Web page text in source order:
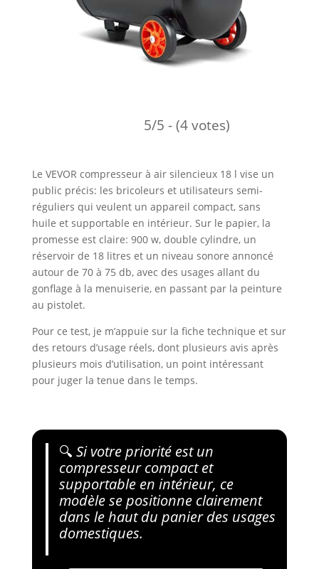
5/5 - (4 votes)
Le VEVOR compresseur à air silencieux 18 l vise un
public précis: les bricoleurs et utilisateurs semi-
réguliers qui veulent un appareil compact, sans
huile et supportable en intérieur. Sur le papier, la
promesse est claire: 900 w, double cylindre, un
réservoir de 18 litres et un niveau sonore annoncé
autour de 70 à 75 db, avec des usages allant du
gonflage à la menuiserie, en passant par la peinture
au pistolet.
Pour ce test, je m’appuie sur la fiche technique et sur
des retours d’usage réels, dont plusieurs avis après
plusieurs mois d’utilisation, un point intéressant
pour juger la tenue dans le temps.
🔍 Si votre priorité est un
compresseur compact et
supportable en intérieur, ce
modèle se positionne clairement
dans le haut du panier des usages
domestiques.